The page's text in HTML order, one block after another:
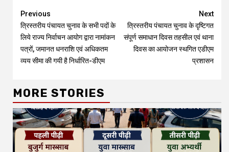
Continue
Reading
Previous
त्रिस्तरीय पंचायत चुनाव के सभी पदों के
लिये राज्य निर्वाचन आयोग द्वारा नामांकन
पत्रों, जमानत धनराशि एवं अधिकतम
व्यय सीमा की गयी है निर्धारित-डीएम
Next
त्रिस्तरीय पंचायत चुनाव के दृष्टिगत
संपूर्ण समाधान दिवस तहसील एवं थाना
दिवस का आयोजन स्थगित एडीएम
प्रशासन
MORE STORIES